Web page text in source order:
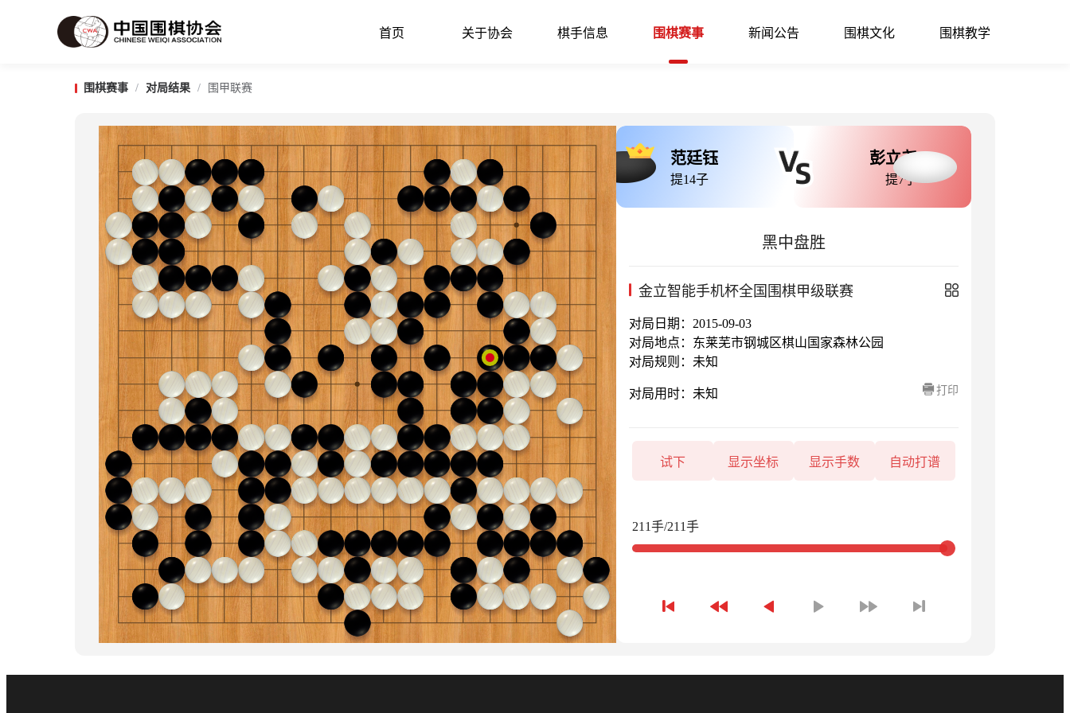
首页 关于协会 棋手信息 围棋赛事 新闻公告 围棋文化 围棋教学
围棋赛事 / 对局结果 / 围甲联赛
范廷钰
提14子
彭立尧
提7子
黑中盘胜
金立智能手机杯全国围棋甲级联赛
对局日期：2015-09-03
对局地点：东莱芜市钢城区棋山国家森林公园
对局规则：未知
对局用时：未知 打印
试下 显示坐标 显示手数 自动打谱
211手/211手